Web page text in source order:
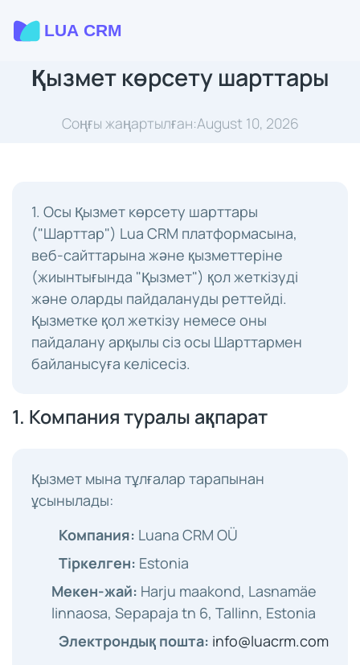
Қызмет көрсету шарттары
Соңғы жаңартылған:August 10, 2026
1. Осы Қызмет көрсету шарттары
("Шарттар") Lua CRM платформасына,
веб-сайттарына және қызметтеріне
(жиынтығында "Қызмет") қол жеткізуді
және оларды пайдалануды реттейді.
Қызметке қол жеткізу немесе оны
пайдалану арқылы сіз осы Шарттармен
байланысуға келісесіз.
1. Компания туралы ақпарат
Қызмет мына тұлғалар тарапынан
ұсынылады:
Компания: Luana CRM OÜ
Тіркелген: Estonia
Мекен-жай: Harju maakond, Lasnamäe
linnaosa, Sepapaja tn 6, Tallinn, Estonia
Электрондық пошта: info@luacrm.com